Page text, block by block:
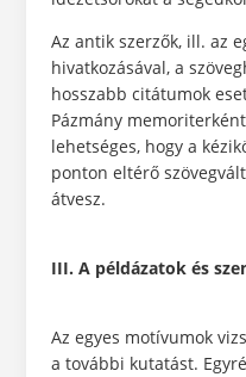
Az antik szerzők, ill. az
hivatkozásával, a
hosszabb citátumok
Pázmány
lehetséges, hogy a
ponton eltérő
átvesz.
III. A példázatok és
Az egyes motívumok
a további kutatást.